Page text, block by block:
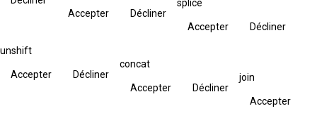
Accepter Décliner
splice
Accepter Décliner
unshift
Accepter Décliner
concat
Accepter Décliner
join
Accepter